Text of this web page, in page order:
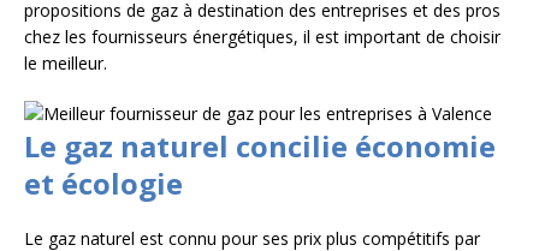
propositions de gaz à destination des entreprises et des pros
chez les fournisseurs énergétiques, il est important de choisir
le meilleur.
Le gaz naturel concilie économie
et écologie
Le gaz naturel est connu pour ses prix plus compétitifs par